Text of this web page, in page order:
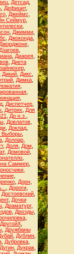
, Детсад,
, Дефицит,
, Джеймс
Сеймур,
Джимми
Джоконда
Джорджоне,
Дзагоев,
, Диарея,
Диета
,
Дикий Дикс
Димка
,
,
Диспетчер
Дитрих
Для
До н.э.
, Довлатов,
Доклад
Выборы
, Доллар,
, Доля Дом
, Домовой,
Саммер
,
, Дорн,
Дороги,
Достоевский
, Дочки
, Драматург,
, Дрозды,
,
ДругойХ,
, Дружбаны
Дублин
, Дубровка,
Дугин Дукрак